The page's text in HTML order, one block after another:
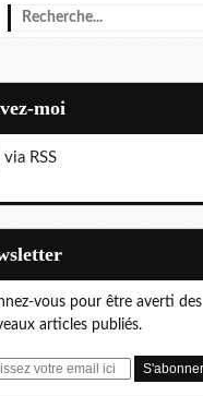
moi
via RSS
vous pour être averti des
articles publiés.